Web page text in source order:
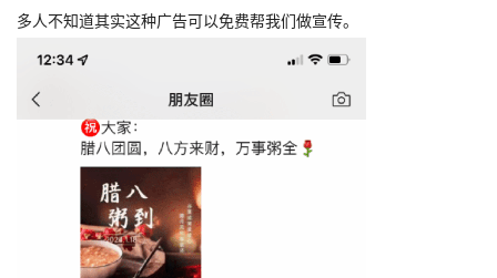
多人不知道其实这种广告可以免费帮我们做宣传。